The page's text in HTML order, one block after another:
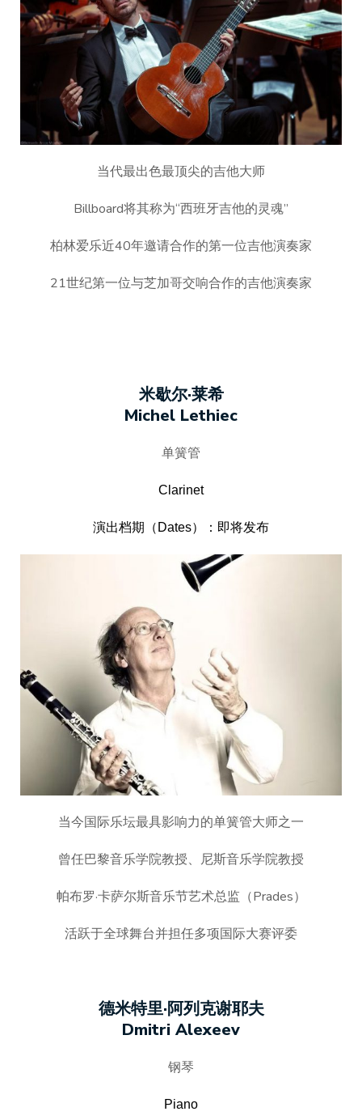
当代最出色最顶尖的吉他大师
Billboard将其称为“西班牙吉他的灵魂”
柏林爱乐近40年邀请合作的第一位吉他演奏家
21世纪第一位与芝加哥交响合作的吉他演奏家
米歇尔·莱希
Michel Lethiec
单簧管
Clarinet
演出档期（Dates）：即将发布
当今国际乐坛最具影响力的单簧管大师之一
曾任巴黎音乐学院教授、尼斯音乐学院教授
帕布罗·卡萨尔斯音乐节艺术总监（Prades）
活跃于全球舞台并担任多项国际大赛评委
德米特里·阿列克谢耶夫
Dmitri Alexeev
钢琴
Piano